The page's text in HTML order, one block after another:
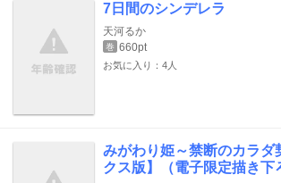
7日間のシンデレラ
天河るか
巻 660pt
お気に入り：4人
みがわり姫～禁断のカラダ
クス版】（電子限定描き下